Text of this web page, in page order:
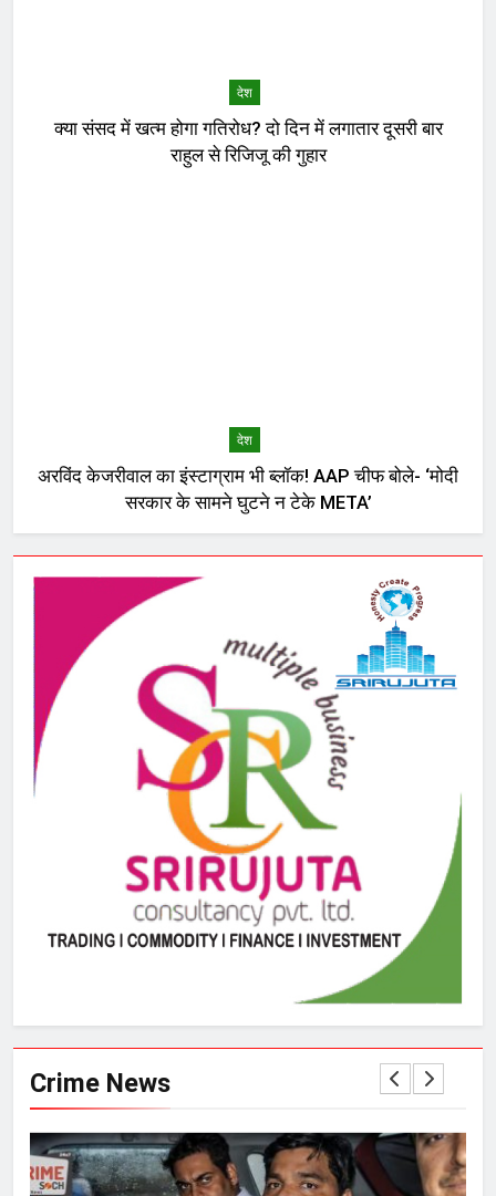
देश
क्या संसद में खत्म होगा गतिरोध? दो दिन में लगातार दूसरी बार
राहुल से रिजिजू की गुहार
देश
अरविंद केजरीवाल का इंस्टाग्राम भी ब्लॉक! AAP चीफ बोले- ‘मोदी
सरकार के सामने घुटने न टेके META’
Crime News